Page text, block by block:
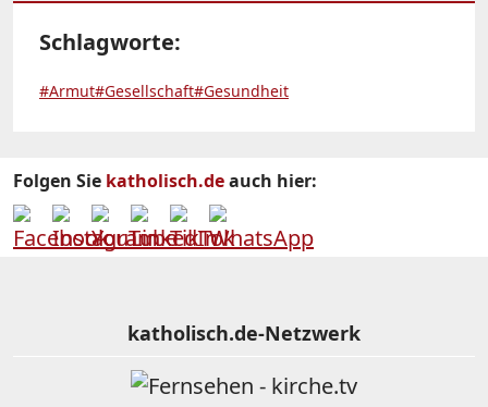
Schlagworte:
#Armut#Gesellschaft#Gesundheit
Folgen Sie katholisch.deauch hier:
katholisch.de-Netzwerk